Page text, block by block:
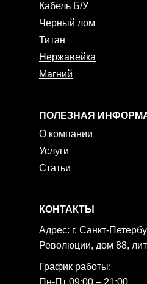
Кабель Б/У
Черный лом
Титан
Нержавейка
Магний
ПОЛЕЗНАЯ
О компании
Услуги
Статьи
КОНТАКТЫ
Адрес: г. Санкт-
Революции, дом 88,
График работы: